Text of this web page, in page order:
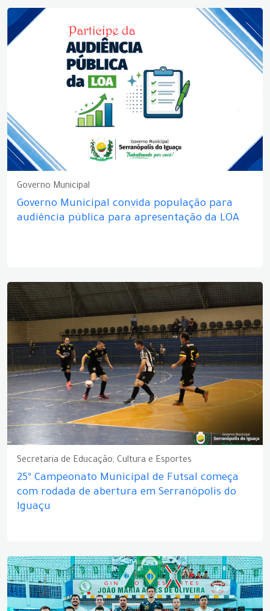
Governo Municipal
Governo Municipal convida população para
audiência pública para apresentação da LOA
Secretaria de Educação, Cultura e Esportes
25º Campeonato Municipal de Futsal começa
com rodada de abertura em Serranópolis do
Iguaçu